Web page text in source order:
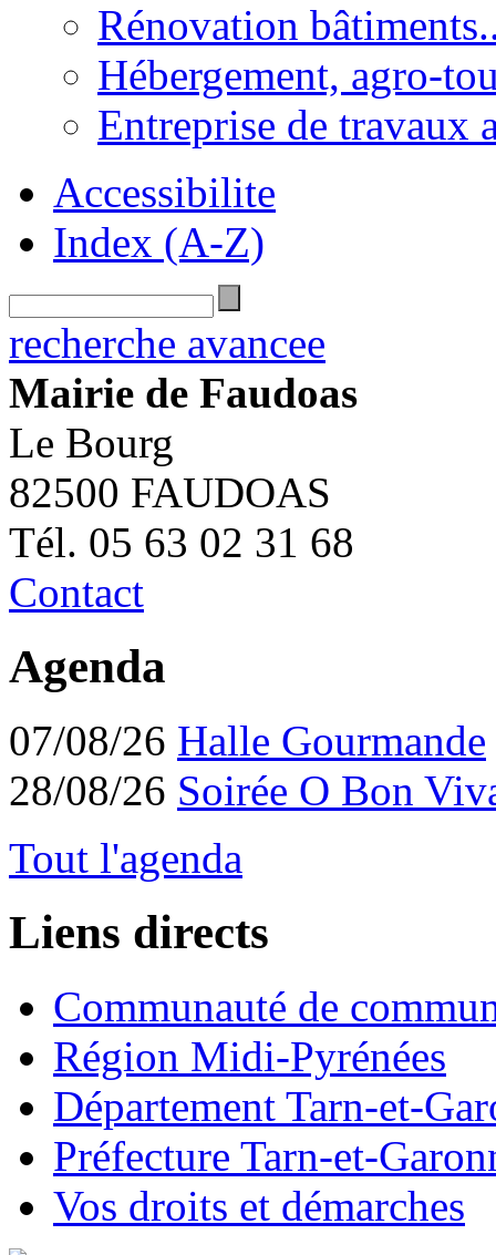
Rénovation
Hébergement, agro-
Entreprise de travaux
Accessibilite
Index (A-Z)
recherche avancee
Mairie de Faudoas
Le Bourg
82500 FAUDOAS
Tél. 05 63 02 31 68
Contact
Agenda
07/08/26 Halle Gourmande
28/08/26 Soirée O Bon
Tout l'agenda
Liens directs
Communauté de
Région Midi-Pyrénées
Département Tarn-et-
Préfecture Tarn-et-
Vos droits et démarches